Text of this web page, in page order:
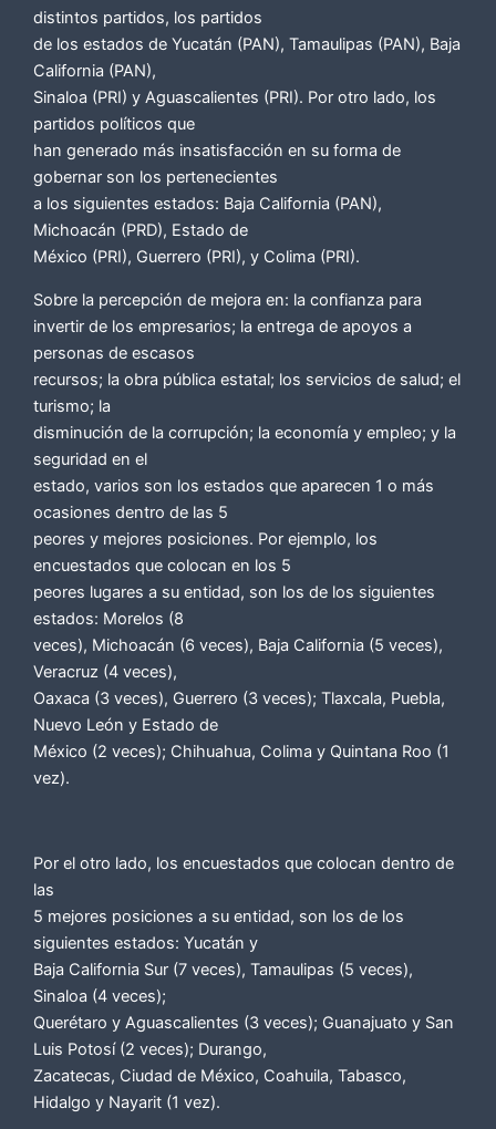
distintos partidos, los partidos
de los estados de Yucatán (PAN), Tamaulipas (PAN), Baja
California (PAN),
Sinaloa (PRI) y Aguascalientes (PRI). Por otro lado, los
partidos políticos que
han generado más insatisfacción en su forma de
gobernar son los pertenecientes
a los siguientes estados: Baja California (PAN),
Michoacán (PRD), Estado de
México (PRI), Guerrero (PRI), y Colima (PRI).
Sobre la percepción de mejora en: la confianza para
invertir de los empresarios; la entrega de apoyos a
personas de escasos
recursos; la obra pública estatal; los servicios de salud; el
turismo; la
disminución de la corrupción; la economía y empleo; y la
seguridad en el
estado, varios son los estados que aparecen 1 o más
ocasiones dentro de las 5
peores y mejores posiciones. Por ejemplo, los
encuestados que colocan en los 5
peores lugares a su entidad, son los de los siguientes
estados: Morelos (8
veces), Michoacán (6 veces), Baja California (5 veces),
Veracruz (4 veces),
Oaxaca (3 veces), Guerrero (3 veces); Tlaxcala, Puebla,
Nuevo León y Estado de
México (2 veces); Chihuahua, Colima y Quintana Roo (1
vez).
Por el otro lado, los encuestados que colocan dentro de
las
5 mejores posiciones a su entidad, son los de los
siguientes estados: Yucatán y
Baja California Sur (7 veces), Tamaulipas (5 veces),
Sinaloa (4 veces);
Querétaro y Aguascalientes (3 veces); Guanajuato y San
Luis Potosí (2 veces); Durango,
Zacatecas, Ciudad de México, Coahuila, Tabasco,
Hidalgo y Nayarit (1 vez).